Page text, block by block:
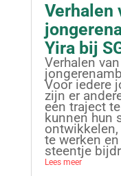
Verhalen
Yira bij
Verhalen van
Voor iedere
zijn er
een traject
kunnen hun
te werken
steentje
Lees meer